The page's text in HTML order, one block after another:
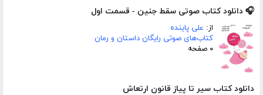
🎧 دانلود کتاب صوتی سقط جنین - قسمت اول
از: علی پاینده
کتاب‌های صوتی رایگان داستان و رمان
۰ صفحه
دانلود کتاب سیر تا پیاز قانون ارتعاش